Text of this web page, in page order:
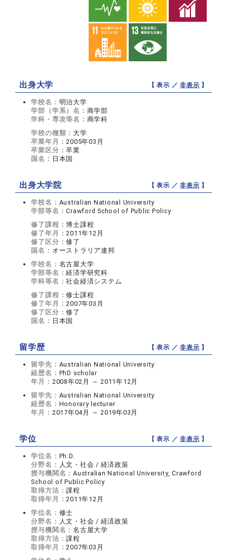
出身大学 【 表示 ／非表示 】
学校名： 明治大学
学部（学系）名： 商学部
学科・専攻等名： 商学科
学校の種類： 大学
卒業年月：2005年03月
卒業区分：卒業
国名： 日本国
出身大学院 【 表示 ／非表示 】
学校名： Australian National University
学部等名：Crawford School of Public Policy
修了課程：博士課程
修了年月：2011年12月
修了区分：修了
国名： オーストラリア連邦
学校名： 名古屋大学
学部等名：経済学研究科
学科等名：社会経済システム
修了課程：修士課程
修了年月：2007年03月
修了区分：修了
国名： 日本国
留学歴 【 表示 ／非表示 】
留学先： Australian National University
経歴名： PhD scholar
年月： 2008年02月 ～ 2011年12月
留学先： Australian National University
経歴名： Honorary lecturer
年月： 2017年04月 ～ 2019年03月
学位 【 表示 ／非表示 】
学位名： Ph.D.
分野名： 人文・社会 / 経済政策
授与機関名：Australian National University, Crawford
School of Public Policy
取得方法：課程
取得年月：2011年12月
学位名： 修士
分野名： 人文・社会 / 経済政策
授与機関名：名古屋大学
取得方法：課程
取得年月：2007年03月